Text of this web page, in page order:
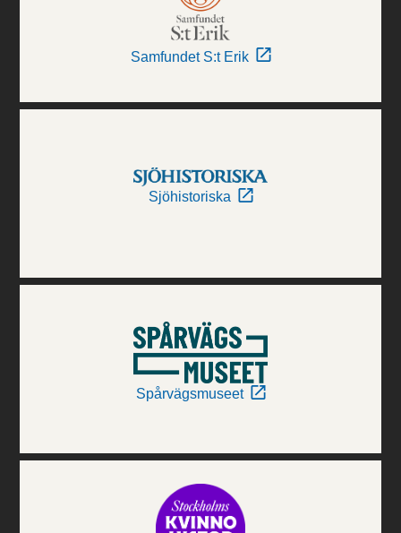
Samfundet S:t Erik
Sjöhistoriska
Spårvägsmuseet